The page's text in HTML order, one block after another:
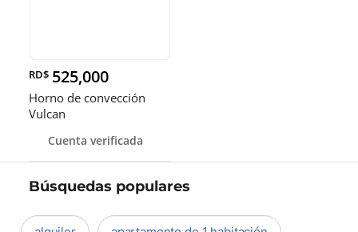
RD$ 525,000
Horno de convección
Vulcan
Cuenta verificada
Búsquedas populares